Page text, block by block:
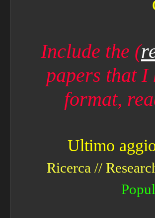
Include the (
papers that I
format,
Ultimo
Ricerca //